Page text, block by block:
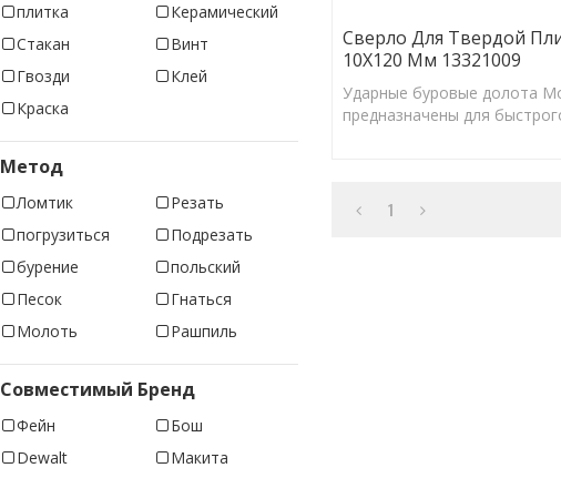
плитка
Керамический
Стакан
Винт
Гвозди
Клей
Краска
Метод
Ломтик
Резать
погрузиться
Подрезать
бурение
польский
Песок
Гнаться
Молоть
Рашпиль
Совместимый Бренд
Фейн
Бош
Dewalt
Макита
Сверло Для Твердой
10X120 Мм 13321009
Ударные буровые долота
предназначены для
1